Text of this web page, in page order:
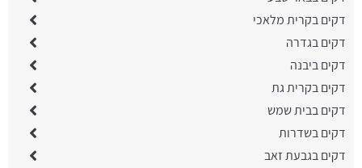
דקים בקרית מלאכי
דקים בגדרה
דקים ביבנה
דקים בקרית גת
דקים בבית שמש
דקים בשדרות
דקים בגבעת זאב